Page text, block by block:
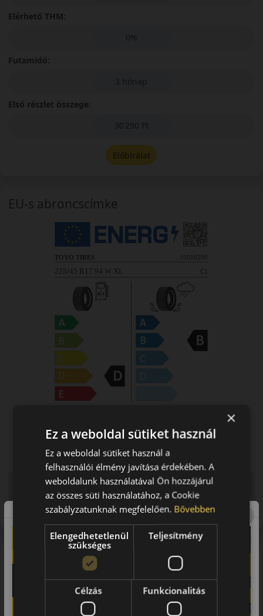
Bemutató videó a mintáról
Elérhető THM:
0%
Futamidő:
3 hónap
Első részlet összege:
30 290 Ft
Előbírálat
EU-s abroncscímke
Figyelem a feltüntetett címke adatok tájékoztató
jellegűek. Előfordulhat, hogy még a korábbi EU-s címkével
ellátott abroncs kerül kiszállításra.
×
Ez a weboldal sütiket használ
Ez a weboldal sütiket használ a
felhasználói élmény javítása érdekében. A
weboldalunk használatával Ön hozzájárul
az összes süti használatához, a Cookie
szabályzatunknak megfelelően. Bővebben
Elengedhetetlenül
szükséges
Teljesítmény
Célzás Funkcionalitás